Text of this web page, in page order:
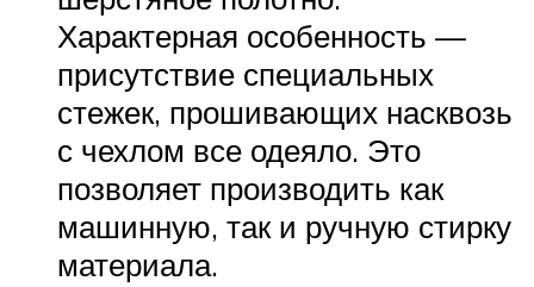
Характерная особенность —
присутствие специальных
стежек, прошивающих насквозь
с чехлом все одеяло. Это
позволяет производить как
машинную, так и ручную стирку
материала.